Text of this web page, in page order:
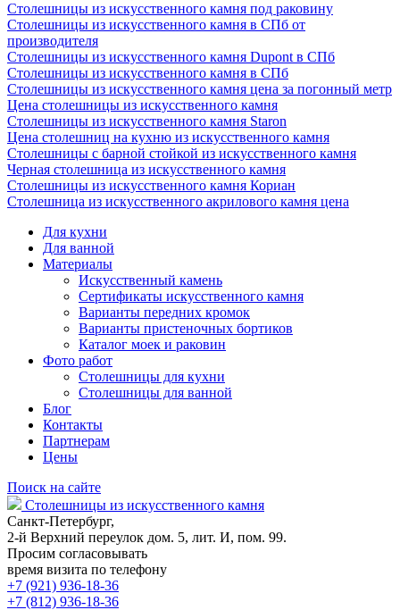
Столешницы из искусственного камня под раковину
Столешницы из искусственного камня в СПб от
производителя
Столешницы из искусственного камня Dupont в СПб
Столешницы из искусственного камня в СПб
Столешницы из искусственного камня цена за погонный метр
Цена столешницы из искусственного камня
Столешницы из искусственного камня Staron
Цена столешниц на кухню из искусственного камня
Столешницы с барной стойкой из искусственного камня
Черная столешница из искусственного камня
Столешницы из искусственного камня Кориан
Столешница из искусственного акрилового камня цена
Для кухни
Для ванной
Материалы
Искусственный камень
Сертификаты искусственного камня
Варианты передних кромок
Варианты пристеночных бортиков
Каталог моек и раковин
Фото работ
Столешницы для кухни
Столешницы для ванной
Блог
Контакты
Партнерам
Цены
Поиск на сайте
Столешницы из искусственного камня
Санкт-Петербург,
2-й Верхний переулок дом. 5, лит. И, пом. 99.
Просим согласовывать
время визита по телефону
+7 (921) 936-18-36
+7 (812) 936-18-36